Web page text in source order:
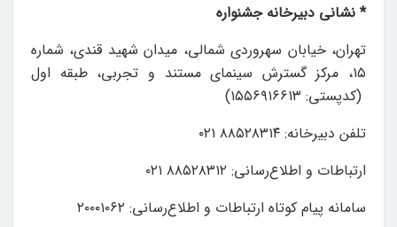
* نشانی دبیرخانه جشنواره
تهران، خیابان سهروردی شمالی، میدان شهید قندی، شماره
۱۵، مرکز گسترش سینمای مستند و تجربی، طبقه اول
(کدپستی: ۱۵۵۶۹۱۶۶۱۳)
تلفن دبیرخانه: ۸۸۵۲۸۳۱۴ ۰۲۱
ارتباطات و اطلاع‌رسانی: ۸۸۵۲۸۳۱۲ ۰۲۱
سامانه پیام کوتاه ارتباطات و اطلاع‎‌رسانی: ۲۰۰۰۱۰۶۲